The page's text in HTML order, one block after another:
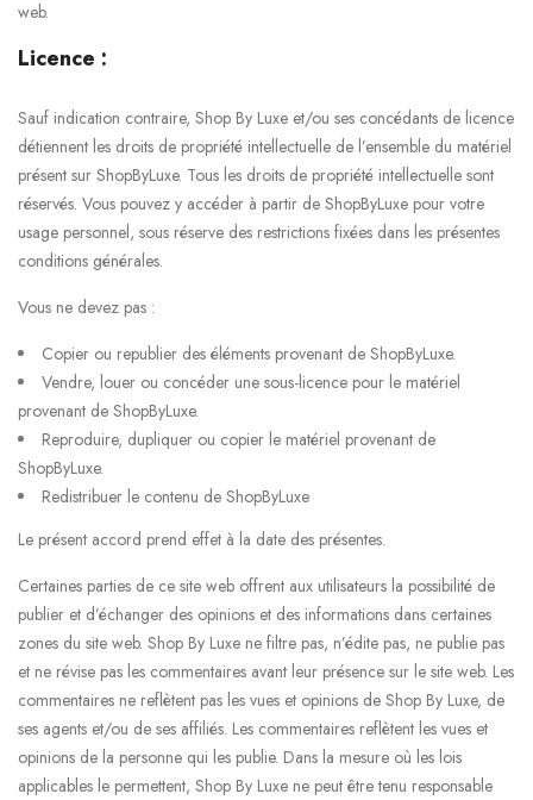
web.
Licence :
Sauf indication contraire, Shop By Luxe et/ou ses concédants de licence
détiennent les droits de propriété intellectuelle de l’ensemble du matériel
présent sur ShopByLuxe. Tous les droits de propriété intellectuelle sont
réservés. Vous pouvez y accéder à partir de ShopByLuxe pour votre
usage personnel, sous réserve des restrictions fixées dans les présentes
conditions générales.
Vous ne devez pas :
Copier ou republier des éléments provenant de ShopByLuxe.
Vendre, louer ou concéder une sous-licence pour le matériel
provenant de ShopByLuxe.
Reproduire, dupliquer ou copier le matériel provenant de
ShopByLuxe.
Redistribuer le contenu de ShopByLuxe
Le présent accord prend effet à la date des présentes.
Certaines parties de ce site web offrent aux utilisateurs la possibilité de
publier et d’échanger des opinions et des informations dans certaines
zones du site web. Shop By Luxe ne filtre pas, n’édite pas, ne publie pas
et ne révise pas les commentaires avant leur présence sur le site web. Les
commentaires ne reflètent pas les vues et opinions de Shop By Luxe, de
ses agents et/ou de ses affiliés. Les commentaires reflètent les vues et
opinions de la personne qui les publie. Dans la mesure où les lois
applicables le permettent, Shop By Luxe ne peut être tenu responsable